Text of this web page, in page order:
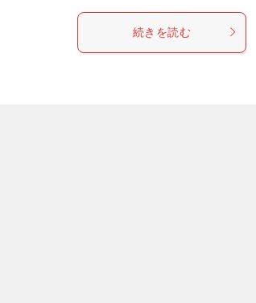
続きを読む